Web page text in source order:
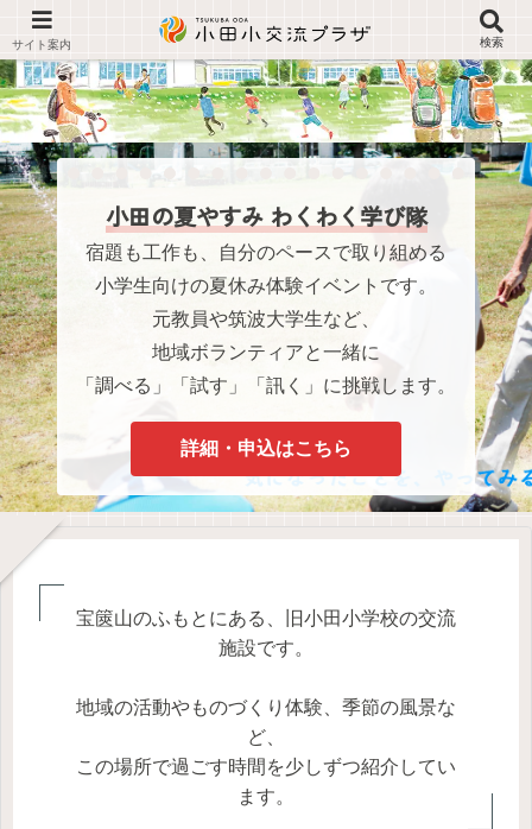
小田の夏やすみ わくわく学び隊
宿題も工作も、自分のペースで取り組める
小学生向けの夏休み体験イベントです。
元教員や筑波大学生など、
地域ボランティアと一緒に
「調べる」「試す」「訊く」に挑戦します。
詳細・申込はこちら
宝篋山のふもとにある、旧小田小学校の交流
施設です。
地域の活動やものづくり体験、季節の風景な
ど、
この場所で過ごす時間を少しずつ紹介してい
ます。
検索